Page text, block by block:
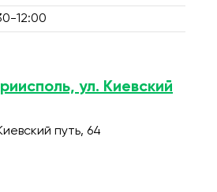
12:00
ул. Киевский
путь, 64